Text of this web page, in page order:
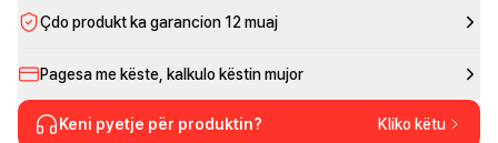
Çdo produkt ka garancion 12 muaj
Pagesa me këste, kalkulo këstin mujor
Keni pyetje për produktin? Kliko këtu